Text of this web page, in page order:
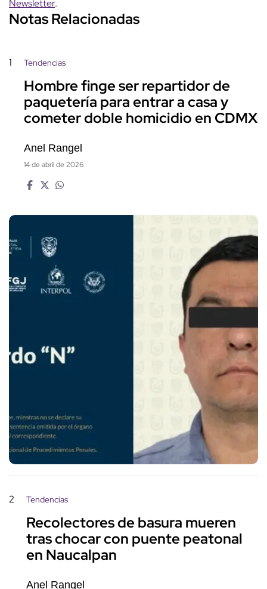
Newsletter.
Notas Relacionadas
1 Tendencias
Hombre finge ser repartidor de
paquetería para entrar a casa y
cometer doble homicidio en CDMX
Anel Rangel
14 de abril de 2026
2 Tendencias
Recolectores de basura mueren
tras chocar con puente peatonal
en Naucalpan
Anel Rangel